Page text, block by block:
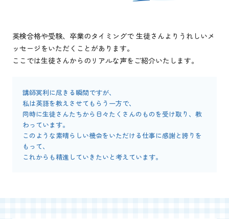
英検合格や受験、卒業のタイミングで生徒さんよりうれしいメ
ッセージをいただくことがあります。
ここでは生徒さんからのリアルな声をご紹介いたします。
講師冥利に尽きる瞬間ですが、
私は英語を教えさせてもらう一方で、
同時に生徒さんたちから日々たくさんのものを受け取り、教
わっています。
このような素晴らしい機会をいただける仕事に感謝と誇りを
もって、
これからも精進していきたいと考えています。